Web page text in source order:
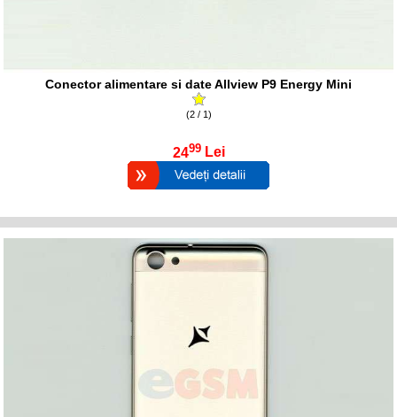
Conector alimentare si date Allview P9 Energy Mini
(2 / 1)
2499 Lei